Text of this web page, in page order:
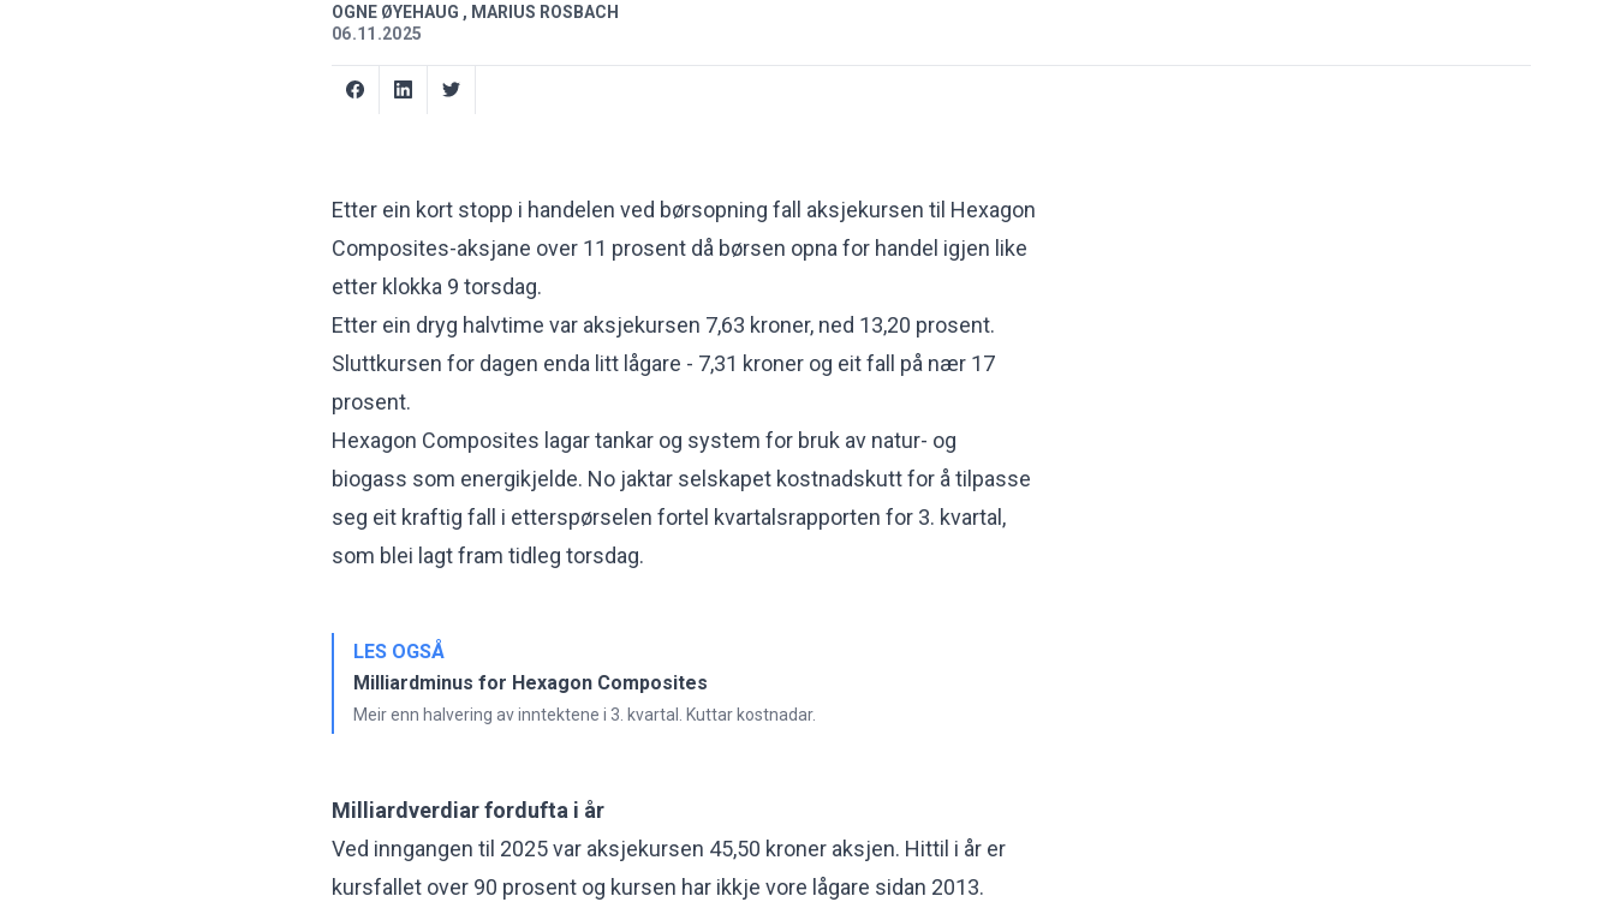
OGNE ØYEHAUG , MARIUS ROSBACH
06.11.2025
Etter ein kort stopp i handelen ved børsopning fall aksjekursen til Hexagon
Composites-aksjane over 11 prosent då børsen opna for handel igjen like
etter klokka 9 torsdag.
Etter ein dryg halvtime var aksjekursen 7,63 kroner, ned 13,20 prosent.
Sluttkursen for dagen enda litt lågare - 7,31 kroner og eit fall på nær 17
prosent.
Hexagon Composites lagar tankar og system for bruk av natur- og
biogass som energikjelde. No jaktar selskapet kostnadskutt for å tilpasse
seg eit kraftig fall i etterspørselen fortel kvartalsrapporten for 3. kvartal,
som blei lagt fram tidleg torsdag.
LES OGSÅ
Milliardminus for Hexagon Composites
Meir enn halvering av inntektene i 3. kvartal. Kuttar kostnadar.
Milliardverdiar fordufta i år
Ved inngangen til 2025 var aksjekursen 45,50 kroner aksjen. Hittil i år er
kursfallet over 90 prosent og kursen har ikkje vore lågare sidan 2013.